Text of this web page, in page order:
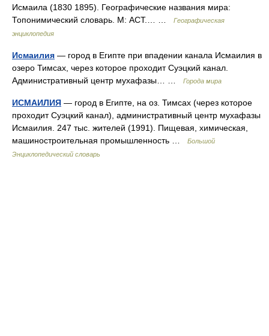
Исмаила (1830 1895). Географические названия мира:
Топонимический словарь. М: АСТ.… …
Географическая
энциклопедия
Исмаилия — город в Египте при впадении канала Исмаилия в
озеро Тимсах, через которое проходит Суэцкий канал.
Административный центр мухафазы… …
Города мира
ИСМАИЛИЯ — город в Египте, на оз. Тимсах (через которое
проходит Суэцкий канал), административный центр мухафазы
Исмаилия. 247 тыс. жителей (1991). Пищевая, химическая,
машиностроительная промышленность …
Большой
Энциклопедический словарь